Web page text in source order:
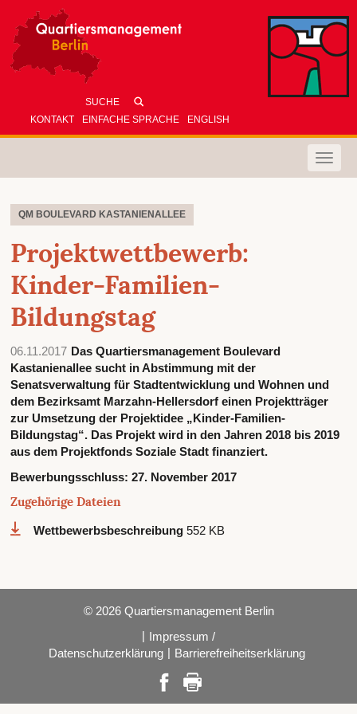
KONTAKT EINFACHE SPRACHE ENGLISH
Toggle
QM BOULEVARD KASTANIENALLEE
Projektwettbewerb:
Kinder-Familien-
Bildungstag
06.11.2017 Das Quartiersmanagement Boulevard
Kastanienallee sucht in Abstimmung mit der
Senatsverwaltung für Stadtentwicklung und Wohnen und
dem Bezirksamt Marzahn-Hellersdorf einen Projektträger
zur Umsetzung der Projektidee „Kinder-Familien-
Bildungstag“. Das Projekt wird in den Jahren 2018 bis 2019
aus dem Projektfonds Soziale Stadt finanziert.
Bewerbungsschluss: 27. November 2017
Zugehörige Dateien
Wettbewerbsbeschreibung 552 KB
© 2026 Quartiersmanagement Berlin
| Impressum /
Datenschutzerklärung | Barrierefreiheitserklärung